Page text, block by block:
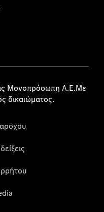
Μονοπρόσωπη Α.Ε.Με
δικαιώματος.